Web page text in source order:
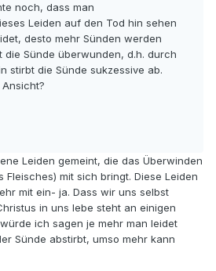
noch, dass man
Leiden auf den Tod hin sehen
desto mehr Sünden werden
die Sünde überwunden, d.h. durch
stirbt die Sünde sukzessive ab.
Leiden gemeint, die das Überwinden
Fleisches) mit sich bringt. Diese Leiden
mit ein- ja. Dass wir uns selbst
in uns lebe steht an einigen
ich sagen je mehr man leidet
Sünde abstirbt, umso mehr kann